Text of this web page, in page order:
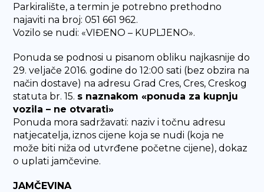
Parkiralište, a termin je potrebno prethodno
najaviti na broj: 051 661 962.
Vozilo se nudi: «VIĐENO – KUPLJENO».
Ponuda se podnosi u pisanom obliku najkasnije do
29. veljače 2016. godine do 12:00 sati (bez obzira na
način dostave) na adresu Grad Cres, Cres, Creskog
statuta br. 15. s naznakom «ponuda za kupnju
vozila – ne otvarati»
Ponuda mora sadržavati: naziv i točnu adresu
natjecatelja, iznos cijene koja se nudi (koja ne
može biti niža od utvrđene početne cijene), dokaz
o uplati jamčevine.
JAMČEVINA